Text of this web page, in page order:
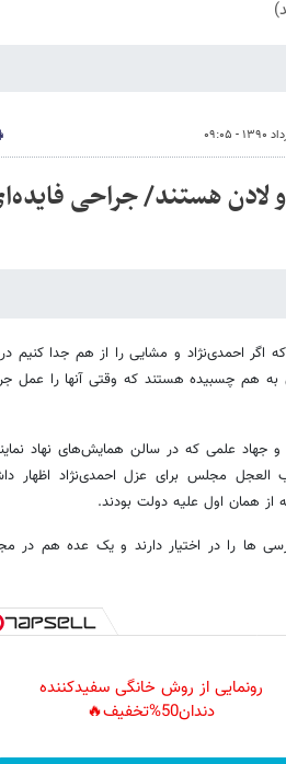
لادن هستند/ جراحی
که اگر احمدی‌نژاد و مشایی را از هم جدا کنیم
به هم چسبیده هستند که وقتی آنها را عمل
جهاد علمی که در سالن همایش‌های نهاد
العجل مجلس برای عزل احمدی‌نژاد اظهار
همان اول علیه دولت بودند.
ها را در اختیار دارند و یک عده هم در
رونمایی از روش خانگی سفیدکننده
دندان50%تخفیف🔥